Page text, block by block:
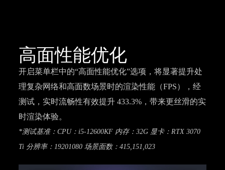
高面性能优化
开启菜单栏中的“高面性能优化”选项，将显著提升处
理复杂网络和高面数场景时的渲染性能（FPS），经
测试，实时流畅性有效提升 433.3%，带来更丝滑的实
时渲染体验。
*测试基准：CPU：i5-12600KF 内存：32G 显卡：RTX 3070
Ti 分辨率：19201080 场景面数：415,151,023